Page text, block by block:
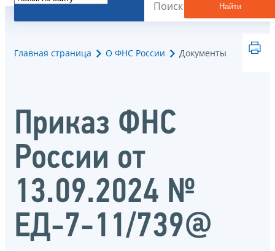
Найти
Главная страница О ФНС России Документы
Приказ ФНС
России от
13.09.2024 №
ЕД-7-11/739@